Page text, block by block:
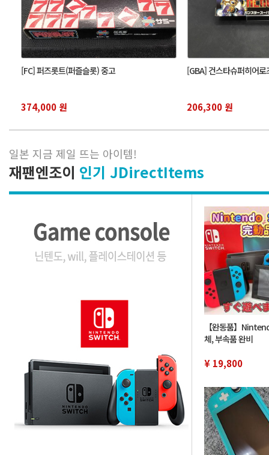
[FC] 퍼즈롯트(퍼즐슬롯) 중고
374,000 원
[GBA] 건스타슈퍼히어로
206,300 원
일본 지금 제일 뜨는 아이템!
재팬엔조이 인기 JDirectItems
【완동품】
체, 부속품 완비
¥ 19,800